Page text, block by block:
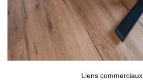
Liens commerciaux